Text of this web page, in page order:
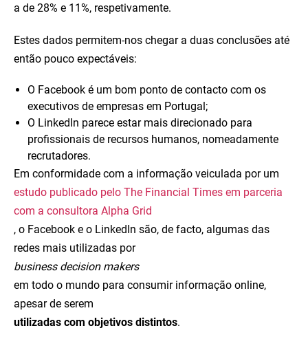
a de 28% e 11%, respetivamente.
Estes dados permitem-nos chegar a duas conclusões até
então pouco expectáveis:
O Facebook é um bom ponto de contacto com os
executivos de empresas em Portugal;
O LinkedIn parece estar mais direcionado para
profissionais de recursos humanos, nomeadamente
recrutadores.
Em conformidade com a informação veiculada por um
estudo publicado pelo The Financial Times em parceria
com a consultora Alpha Grid
, o Facebook e o LinkedIn são, de facto, algumas das
redes mais utilizadas por
business decision makers
em todo o mundo para consumir informação online,
apesar de serem
utilizadas com objetivos distintos.